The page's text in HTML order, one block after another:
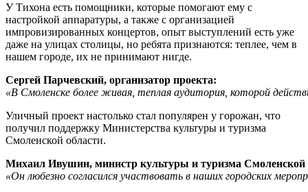
У Тихона есть помощники, которые помогают ему с
настройкой аппаратуры, а также с организацией
импровизированных концертов, опыт выступлений есть уже
даже на улицах столицы, но ребята признаются: теплее, чем в
нашем городе, их не принимают нигде.
Сергей Парчевский, организатор проекта:
«В Смоленске более живая, теплая аудитория, которой
Уличный проект настолько стал популярен у горожан, что
получил поддержку Министерства культуры и туризма
Смоленской области.
Михаил Ивушин, министр культуры и туризма Смоленской
«Он любезно согласился участвовать в наших городских